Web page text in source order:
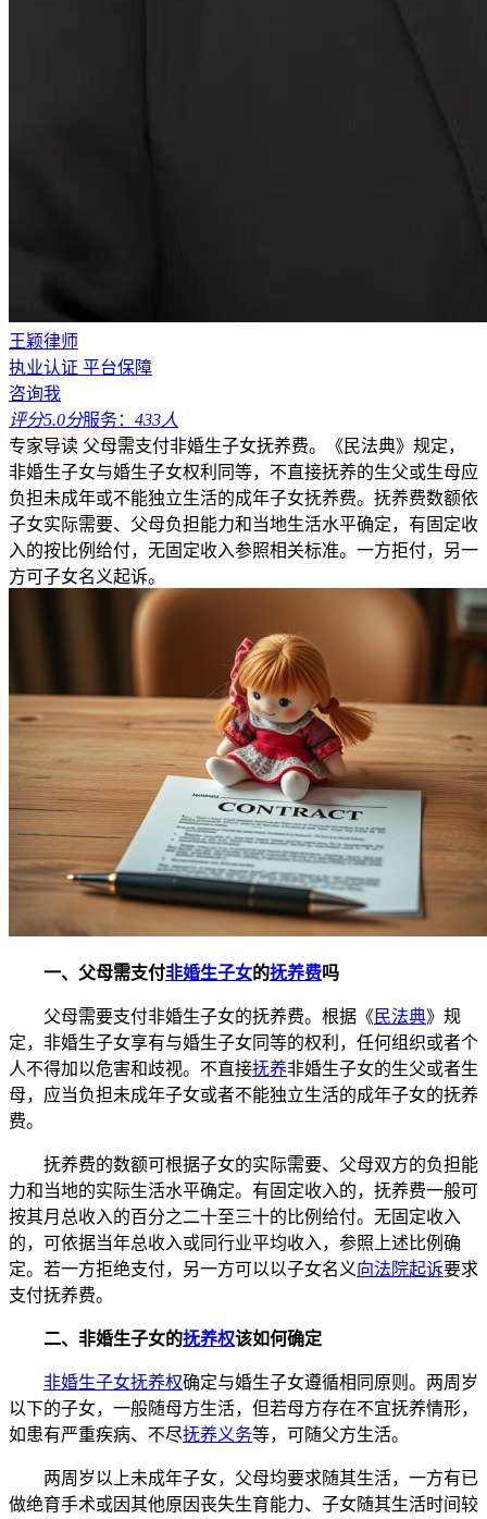
王颖律师
执业认证 平台保障
咨询我
评分5.0分服务： 433人
专家导读 父母需支付非婚生子女抚养费。《民法典》规定，
非婚生子女与婚生子女权利同等，不直接抚养的生父或生母应
负担未成年或不能独立生活的成年子女抚养费。抚养费数额依
子女实际需要、父母负担能力和当地生活水平确定，有固定收
入的按比例给付，无固定收入参照相关标准。一方拒付，另一
方可子女名义起诉。
一、父母需支付非婚生子女的抚养费吗
父母需要支付非婚生子女的抚养费。根据《 民法典》规
定，非婚生子女享有与婚生子女同等的权利，任何组织或者个
人不得加以危害和歧视。不直接抚养非婚生子女的生父或者生
母，应当负担未成年子女或者不能独立生活的成年子女的抚养
费。
抚养费的数额可根据子女的实际需要、父母双方的负担能
力和当地的实际生活水平确定。有固定收入的，抚养费一般可
按其月总收入的百分之二十至三十的比例给付。无固定收入
的，可依据当年总收入或同行业平均收入，参照上述比例确
定。若一方拒绝支付，另一方可以以子女名义向法院起诉要求
支付抚养费。
二、非婚生子女的抚养权该如何确定
非婚生子女抚养权确定与婚生子女遵循相同原则。两周岁
以下的子女，一般随母方生活，但若母方存在不宜抚养情形，
如患有严重疾病、不尽抚养义务等，可随父方生活。
两周岁以上未成年子女，父母均要求随其生活，一方有已
做绝育手术或因其他原因丧失生育能力、子女随其生活时间较